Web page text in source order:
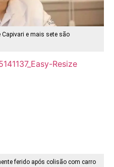
Capivari e mais sete são
ferido após colisão com carro